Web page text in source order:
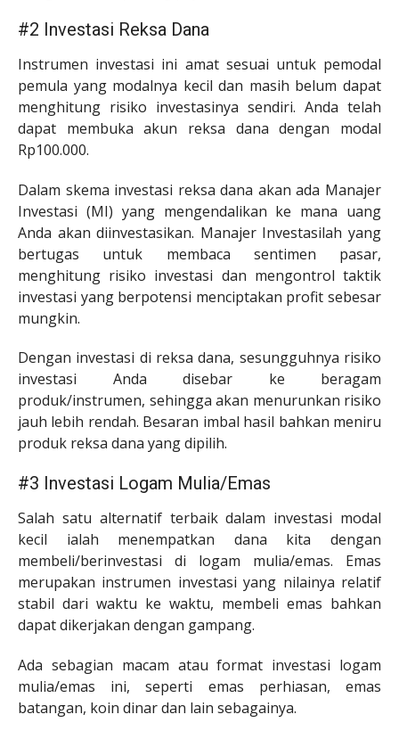
#2 Investasi Reksa Dana
Instrumen investasi ini amat sesuai untuk pemodal
pemula yang modalnya kecil dan masih belum dapat
menghitung risiko investasinya sendiri. Anda telah
dapat membuka akun reksa dana dengan modal
Rp100.000.
Dalam skema investasi reksa dana akan ada Manajer
Investasi (MI) yang mengendalikan ke mana uang
Anda akan diinvestasikan. Manajer Investasilah yang
bertugas untuk membaca sentimen pasar,
menghitung risiko investasi dan mengontrol taktik
investasi yang berpotensi menciptakan profit sebesar
mungkin.
Dengan investasi di reksa dana, sesungguhnya risiko
investasi Anda disebar ke beragam
produk/instrumen, sehingga akan menurunkan risiko
jauh lebih rendah. Besaran imbal hasil bahkan meniru
produk reksa dana yang dipilih.
#3 Investasi Logam Mulia/Emas
Salah satu alternatif terbaik dalam investasi modal
kecil ialah menempatkan dana kita dengan
membeli/berinvestasi di logam mulia/emas. Emas
merupakan instrumen investasi yang nilainya relatif
stabil dari waktu ke waktu, membeli emas bahkan
dapat dikerjakan dengan gampang.
Ada sebagian macam atau format investasi logam
mulia/emas ini, seperti emas perhiasan, emas
batangan, koin dinar dan lain sebagainya.